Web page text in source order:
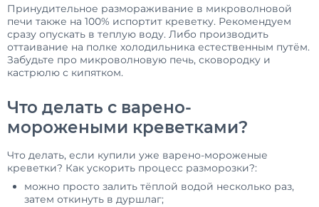
Принудительное размораживание в микроволновой
печи также на 100% испортит креветку. Рекомендуем
сразу опускать в теплую воду. Либо производить
оттаивание на полке холодильника естественным путём.
Забудьте про микроволновую печь, сковородку и
кастрюлю с кипятком.
Что делать с варено-
морожеными креветками?
Что делать, если купили уже варено-мороженые
креветки? Как ускорить процесс разморозки?:
можно просто залить тёплой водой несколько раз,
затем откинуть в дуршлаг;